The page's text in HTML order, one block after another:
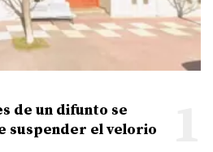
de un difunto se
suspender el velorio